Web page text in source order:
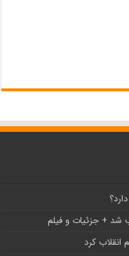
+ جزئیات و فیلم